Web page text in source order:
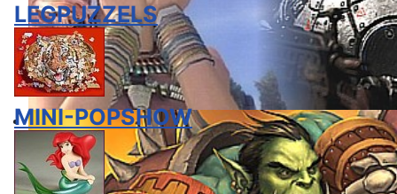
LEGPUZZELS
MINI-POPSHOW